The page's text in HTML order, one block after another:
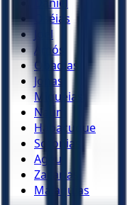
Oséias
Joel
Amós
Obadias
Jonas
Miquéias
Naum
Habacuque
Sofonias
Ageu
Zacarias
Malaquias